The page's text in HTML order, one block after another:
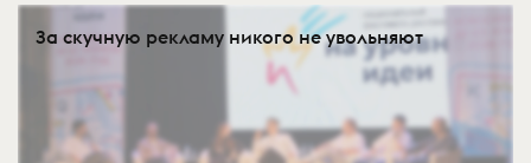
За скучную рекламу никого не увольняют